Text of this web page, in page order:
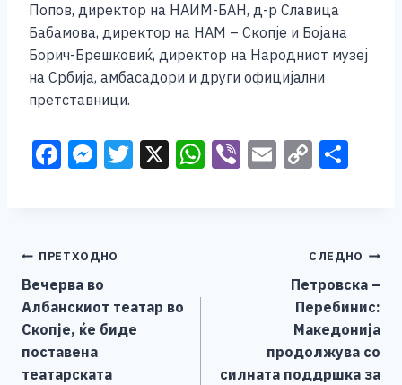
Попов, директор на НАИМ-БАН, д-р Славица
Бабамова, директор на НАМ – Скопје и Бојана
Борич-Брешковиќ, директор на Народниот музеј
на Србија, амбасадори и други официјални
претставници.
F
b
o
o
k
M
n
g
er
T X W Vi E C
Li
n
k
Навигација
на
напис
ПРЕТХОДНО
Вечерва во
Албанскиот театар во
Скопје, ќе биде
поставена
театарската
СЛЕДНО
Петровска –
Перебинис:
Македонија
продолжува со
силната поддршка за